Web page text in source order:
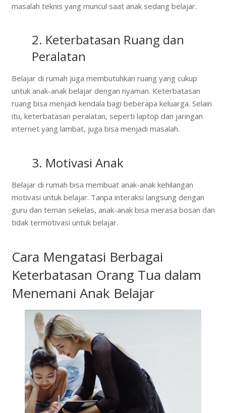
masalah teknis yang muncul saat anak sedang belajar.
2. Keterbatasan Ruang dan
Peralatan
Belajar di rumah juga membutuhkan ruang yang cukup
untuk anak-anak belajar dengan nyaman. Keterbatasan
ruang bisa menjadi kendala bagi beberapa keluarga. Selain
itu, keterbatasan peralatan, seperti laptop dan jaringan
internet yang lambat, juga bisa menjadi masalah.
3. Motivasi Anak
Belajar di rumah bisa membuat anak-anak kehilangan
motivasi untuk belajar. Tanpa interaksi langsung dengan
guru dan teman sekelas, anak-anak bisa merasa bosan dan
tidak termotivasi untuk belajar.
Cara Mengatasi Berbagai
Keterbatasan Orang Tua dalam
Menemani Anak Belajar